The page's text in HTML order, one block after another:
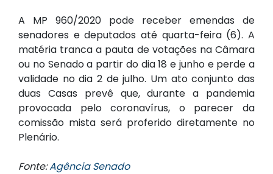
A MP 960/2020 pode receber emendas de
senadores e deputados até quarta-feira (6). A
matéria tranca a pauta de votações na Câmara
ou no Senado a partir do dia 18 e junho e perde a
validade no dia 2 de julho. Um ato conjunto das
duas Casas prevê que, durante a pandemia
provocada pelo coronavírus, o parecer da
comissão mista será proferido diretamente no
Plenário.
Fonte:Agência Senado